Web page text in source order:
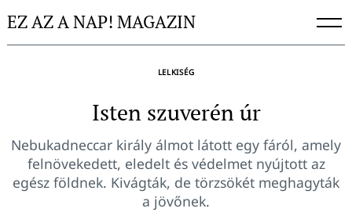
toEZ AZ A NAP! MAGAZIN
LELKISÉG
Isten szuverén úr
Nebukadneccar király álmot látott egy fáról, amely
felnövekedett, eledelt és védelmet nyújtott az
egész földnek. Kivágták, de törzsökét meghagyták
a jövőnek.